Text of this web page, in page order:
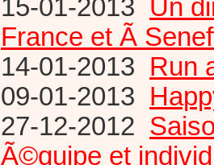
15-01-2013 Un
France et Ã
14-01-2013 Run
09-01-2013
27-12-2012
Ã©quipe et